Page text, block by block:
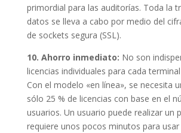
primordial para las auditorías. Toda la
datos se lleva a cabo por medio del
de sockets segura (SSL).
10. Ahorro inmediato: No son
licencias individuales para cada
Con el modelo «en línea», se necesita
sólo 25 % de licencias con base en el
usuarios. Un usuario puede realizar un
requiere unos pocos minutos para usar